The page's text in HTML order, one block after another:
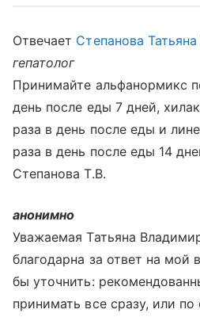
Отвечает Степанова
гепатолог
Принимайте альфанормикс
день после еды 7 дней,
раза в день после еды и
раза в день после еды 14
Степанова Т.В.
анонимно
Уважаемая Татьяна
благодарна за ответ на мой
бы уточнить:
принимать все сразу, или